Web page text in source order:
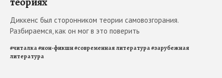
Диккенс был сторонником теории самовозгорания.
Разбираемся, как он мог в это поверить
#читалка#нон-фикшн#современная литература#зарубежная
литература